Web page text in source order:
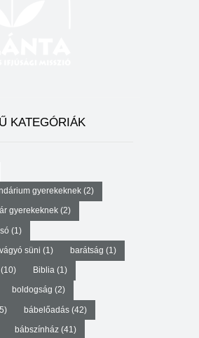
KATEGÓRIÁK
gyerekeknek(2)
gyerekeknek(2)
(1)
süni (1) barátság (1)
Biblia(1)
boldogság (2)
bábelőadás(42)
bábszínház(41)